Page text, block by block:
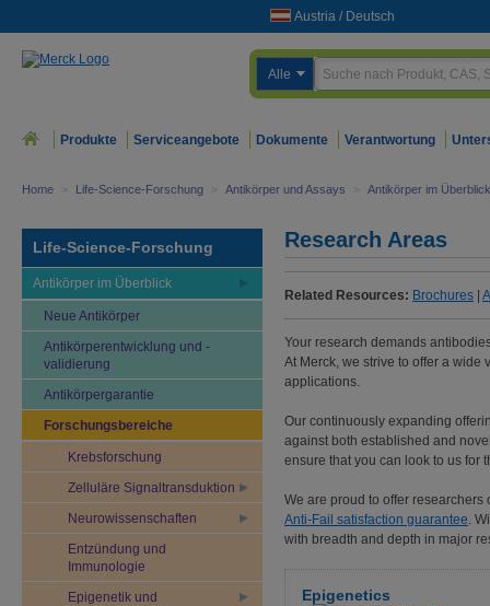
Austria / Deutsch
Alle
Produkte Serviceangebote Dokumente Verantwortung
Home > Life-Science-Forschung > Antikörper und Assays > Antikörper im Überblick
Life-Science-Forschung
Antikörper im Überblick
Neue Antikörper
Antikörperentwicklung und -
validierung
Antikörpergarantie
Forschungsbereiche
Krebsforschung
Zelluläre Signaltransduktion
Neurowissenschaften
Entzündung und
Immunologie
Epigenetik und
Research Areas
Related Resources: Brochures
Your research demands
At Merck, we strive to offer a
applications.
Our continuously expanding
against both established and
ensure that you can look to us for
We are proud to offer
Anti-Fail satisfaction guarantee.
with breadth and depth in major
Epigenetics